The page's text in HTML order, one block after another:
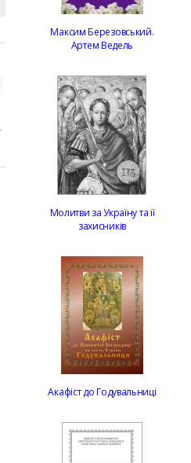
Максим Березовський.
Артем Ведель
Молитви за Україну та її
захисників
Акафіст до Годувальниці